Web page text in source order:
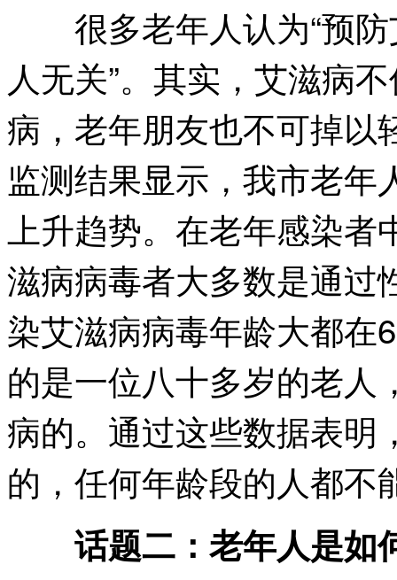
很多老年人认为“预防
人无关”。其实，艾滋病
病，老年朋友也不可掉以
监测结果显示，我市老
上升趋势。在老年感染
滋病病毒者大多数是通过
染艾滋病病毒年龄大都在
的是一位八十多岁的老人
病的。通过这些数据表明
的，任何年龄段的人都不
话题二：老年人是如